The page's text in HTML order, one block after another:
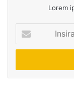
Lorem
seu
de